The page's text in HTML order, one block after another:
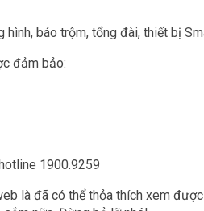
hình, báo trộm, tổng đài, thiết bị
đảm bảo:
1900.9259
là đã có thể thỏa thích xem